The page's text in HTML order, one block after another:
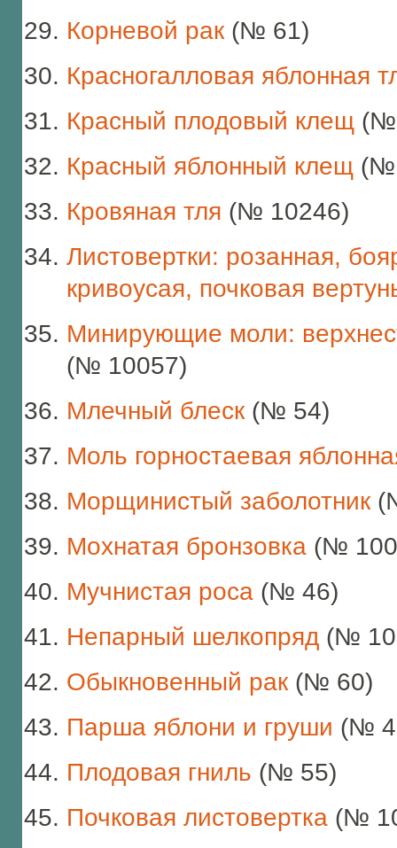
Корневой рак (№ 61)
Красногалловая яблонная
Красный плодовый клещ (№
Красный яблонный клещ (№
Кровяная тля (№ 10246)
Листовертки: розанная,
кривоусая, почковая
Минирующие моли:
(№ 10057)
Млечный блеск (№ 54)
Моль горностаевая
Морщинистый заболотник
Мохнатая бронзовка (№
Мучнистая роса (№ 46)
Непарный шелкопряд (№
Обыкновенный рак (№ 60)
Парша яблони и груши (№
Плодовая гниль (№ 55)
Почковая листовертка (№